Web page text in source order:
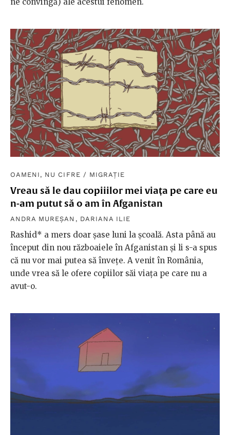
OAMENI, NU CIFRE / MIGRAȚIE
Vreau să le dau copiiilor mei viața pe care eu
n-am putut să o am în Afganistan
ANDRA MUREȘAN , DARIANA ILIE
Rashid* a mers doar șase luni la școală. Asta până au
început din nou războaiele în Afganistan și li s-a spus
că nu vor mai putea să învețe. A venit în România,
unde vrea să le ofere copiilor săi viața pe care nu a
avut-o.